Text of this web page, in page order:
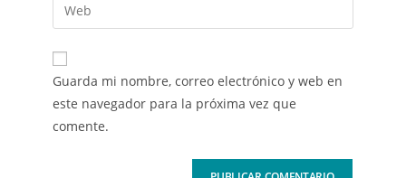
Guarda mi nombre, correo electrónico y web en
este navegador para la próxima vez que
comente.